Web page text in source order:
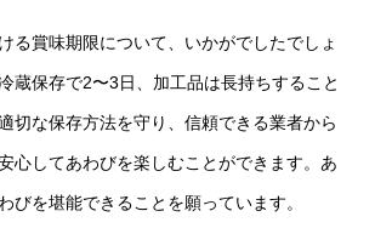
る賞味期限について、いかがでしたでしょ
蔵保存で2〜3日、加工品は長持ちすること
切な保存方法を守り、信頼できる業者から
心してあわびを楽しむことができます。あ
びを堪能できることを願っています。